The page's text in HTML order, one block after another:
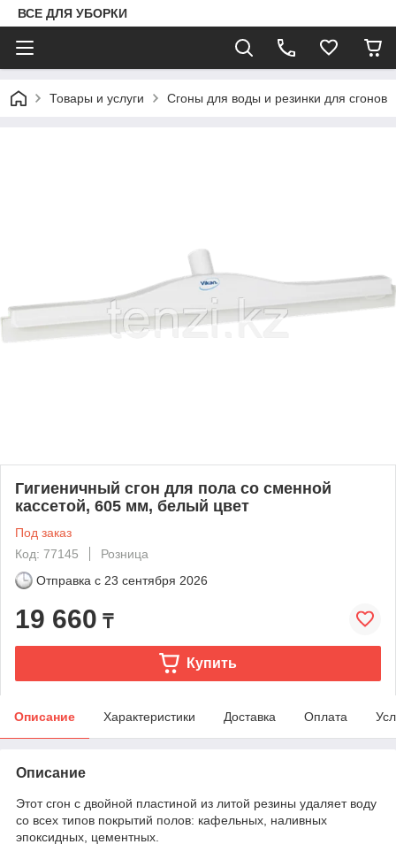
ВСЕ ДЛЯ УБОРКИ
Товары и услуги Сгоны для воды и резинки для сгонов
Гигиеничный сгон для пола со сменной
кассетой, 605 мм, белый цвет
Под заказ
Код: 77145
Розница
Отправка с 23 сентября 2026
19 660 ₸
Купить
Описание Характеристики Доставка Оплата
Описание
Этот сгон с двойной пластиной из литой резины удаляет воду
со всех типов покрытий полов: кафельных, наливных
эпоксидных, цементных.